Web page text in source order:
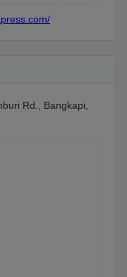
Rd., Bangkapi,